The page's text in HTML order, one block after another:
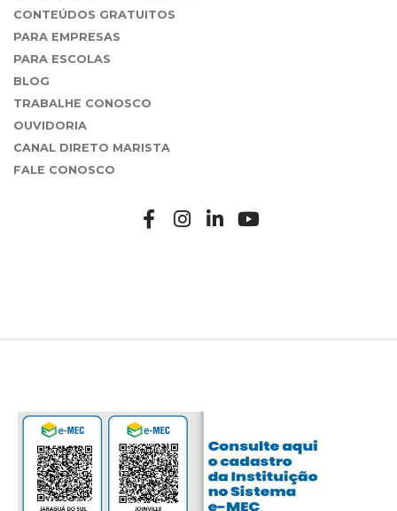
CONTEÚDOS GRATUITOS
PARA EMPRESAS
PARA ESCOLAS
BLOG
TRABALHE CONOSCO
OUVIDORIA
CANAL DIRETO MARISTA
FALE CONOSCO